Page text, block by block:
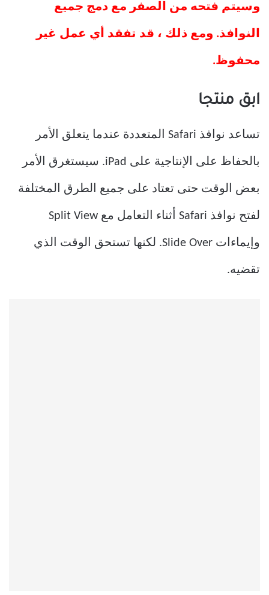
وسيتم فتحه من الصفر مع دمج جميع
النوافذ. ومع ذلك ، قد تفقد أي عمل غير
محفوظ.
ابق منتجا
تساعد نوافذ Safari المتعددة عندما يتعلق الأمر
بالحفاظ على الإنتاجية على iPad. سيستغرق الأمر
بعض الوقت حتى تعتاد على جميع الطرق المختلفة
لفتح نوافذ Safari أثناء التعامل مع Split View
وإيماءات Slide Over. لكنها تستحق الوقت الذي
تقضيه.